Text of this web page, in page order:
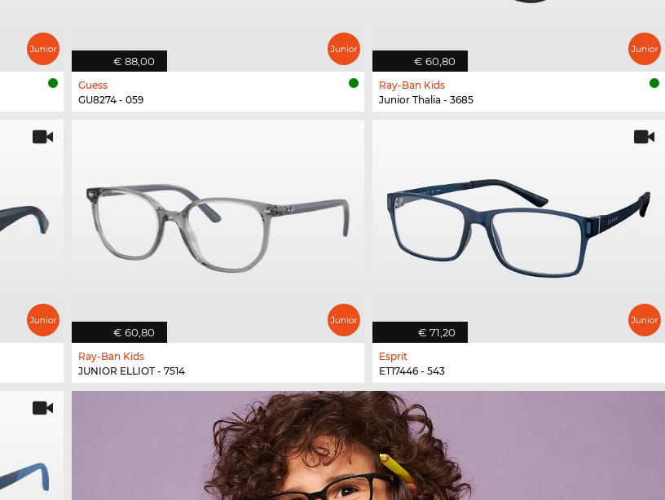
€ 88,00
Guess
GU8274 - 059
€ 60,80
Ray-Ban Kids
Junior Thalia - 3685
€ 60,80
Ray-Ban Kids
JUNIOR ELLIOT - 7514
€ 71,20
Esprit
ET17446 - 543